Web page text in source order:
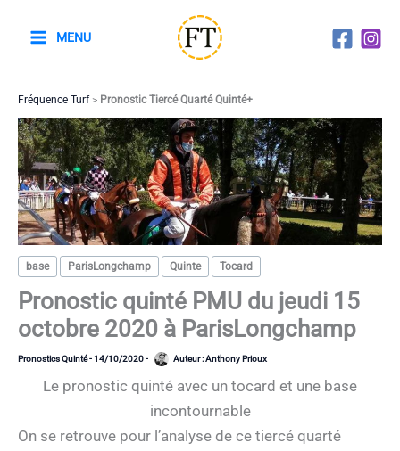
MENU
Fréquence Turf> Pronostic Tiercé Quarté Quinté+
base ParisLongchamp Quinte Tocard
Pronostic quinté PMU du jeudi 15
octobre 2020 à ParisLongchamp
Pronostics Quinté-14/10/2020- Auteur :Anthony Prioux
Le pronostic quinté avec un tocard et une base
incontournable
On se retrouve pour l’analyse de ce tiercé quarté